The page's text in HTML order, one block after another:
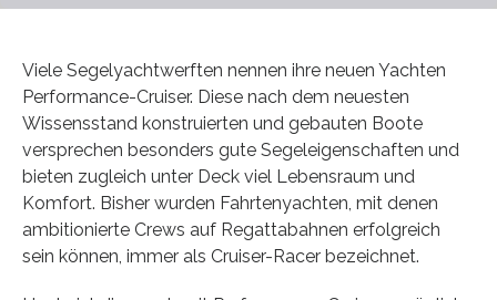
Viele Segelyachtwerften nennen ihre neuen Yachten
Performance-Cruiser. Diese nach dem neuesten
Wissensstand konstruierten und gebauten Boote
versprechen besonders gute Segeleigenschaften und
bieten zugleich unter Deck viel Lebensraum und
Komfort. Bisher wurden Fahrtenyachten, mit denen
ambitionierte Crews auf Regattabahnen erfolgreich
sein können, immer als Cruiser-Racer bezeichnet.